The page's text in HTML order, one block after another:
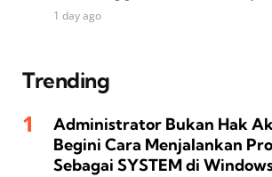
1 day ago
Trending
Administrator Bukan Hak
Begini Cara Menjalankan
Sebagai SYSTEM di